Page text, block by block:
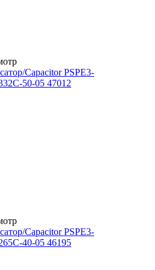
Capacitor PSPE3-
50-05 47012
Capacitor PSPE3-
40-05 46195